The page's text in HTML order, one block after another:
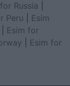
Russia
Peru
Esim
Esim for
Esim for